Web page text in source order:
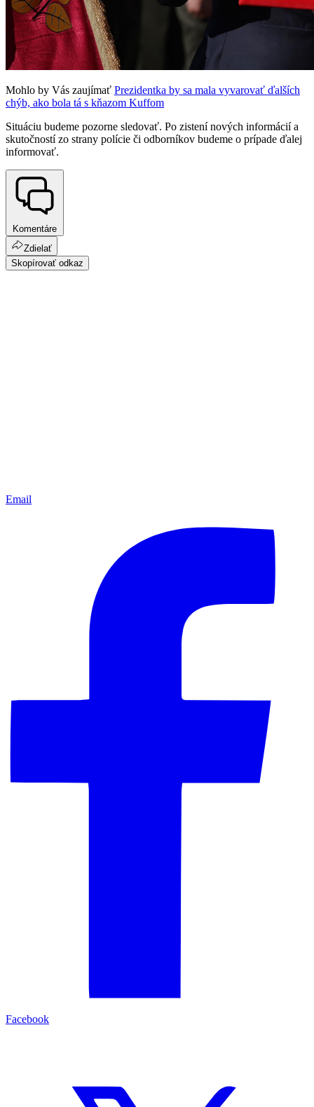
Mohlo by Vás zaujímať Prezidentka by sa mala vyvarovať ďalších
chýb, ako bola tá s kňazom Kuffom
Situáciu budeme pozorne sledovať. Po zistení nových informácií a
skutočností zo strany polície či odborníkov budeme o prípade ďalej
informovať.
Komentáre
Zdielať
Skopírovať odkaz
Email
Facebook